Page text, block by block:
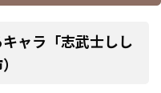
ャラ「志武士しし